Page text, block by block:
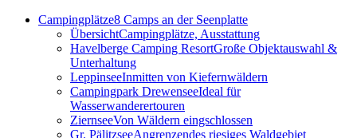
Campingplätze8 Camps an der Seenplatte
ÜbersichtCampingplätze, Ausstattung
Havelberge Camping ResortGroße Objektauswahl &
Unterhaltung
LeppinseeInmitten von Kiefernwäldern
Campingpark DrewenseeIdeal für
Wasserwanderertouren
ZiernseeVon Wäldern eingschlossen
Gr. PälitzseeAngrenzendes riesiges Waldgebiet